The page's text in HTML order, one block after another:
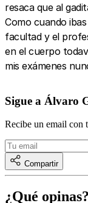
resaca que al
Como cuando
facultad y el
en el cuerpo
mis exámenes
Sigue a Álvaro
Recibe un email con
Compartir
¿Qué opinas?